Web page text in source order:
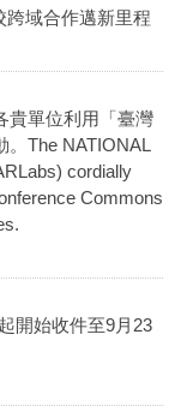
跨域合作邁新里程
貴單位利用「臺灣
。The NATIONAL
cordially
Commons
開始收件至9月23